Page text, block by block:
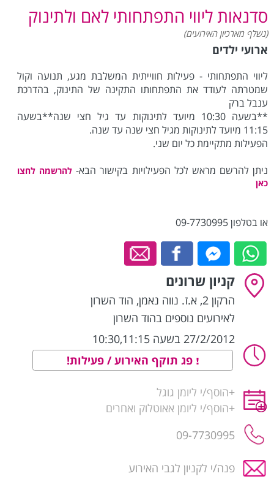
סדנאות ליווי התפתחותי לאם ולתינוק
(נשלף מארכיון האירועים)
ארועי ילדים
ליווי התפתחותי - פעילות חווייתית המשלבת מגע, תנועה וקול
שמטרתה לעודד את התפתחותו התקינה של התינוק, בהדרכת
ענבל ברק
**בשעה 10:30 מיועד לתינוקות עד גיל חצי שנה**בשעה
11:15 מיועד לתינוקות מגיל חצי שנה עד שנה.
הפעילות מתקיימת כל יום שני.
ניתן להרשם מראש לכל הפעילויות בקישור הבא- להרשמה לחצו
כאן
או בטלפון 09-7730995
קניון שרונים
הרקון 2, א.ז. נווה נאמן , הוד השרון
לאירועים נוספים בהוד השרון
27/2/2012 בשעה 10:30,11:15
פג תוקף האירוע / פעילות!
+הוסף/י ליומן גוגל
+הוסף/י ליומן אאוטלוק ואחרים
09-7730995
פנה/י לקניון לגבי האירוע